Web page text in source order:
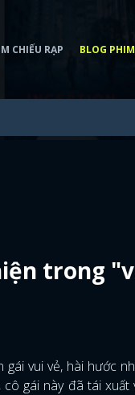
CHIẾU RẠP BLOG PHIM
trong
vui vẻ, hài hước
cô gái này đã tái xuất